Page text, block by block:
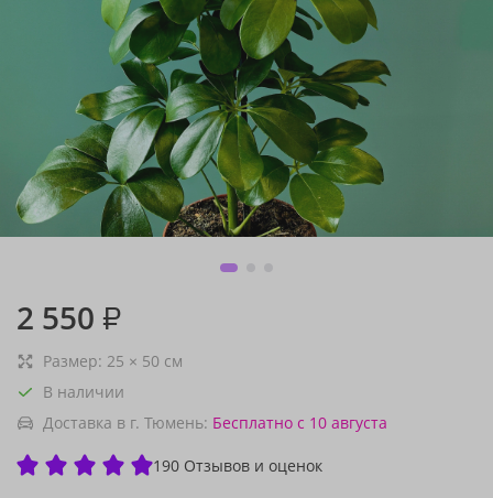
2 550 ₽
Размер: 25 × 50 см
В наличии
Доставка в г. Тюмень: Бесплатно с 10 августа
190 Отзывов и оценок